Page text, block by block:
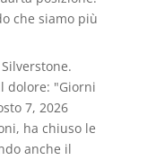
che siamo più
dolore: "Giorni
7, 2026
ha chiuso le
anche il